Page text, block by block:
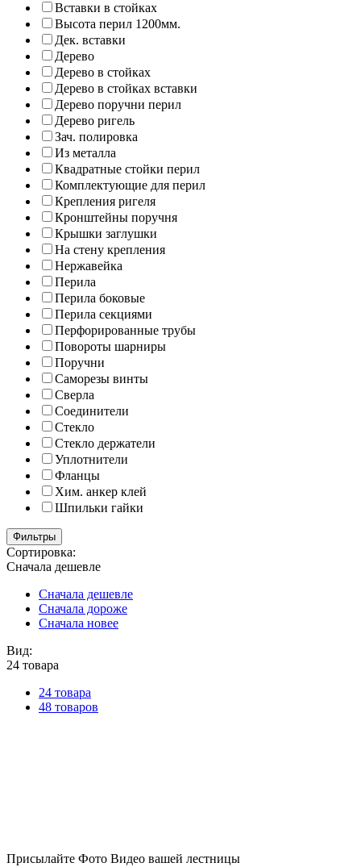
Вставки в стойках
Высота перил 1200мм.
Дек. вставки
Дерево
Дерево в стойках
Дерево в стойках вставки
Дерево поручни перил
Дерево ригель
Зач. полировка
Из металла
Квадратные стойки перил
Комплектующие для перил
Крепления ригеля
Кронштейны поручня
Крышки заглушки
На стену крепления
Нержавейка
Перила
Перила боковые
Перила секциями
Перфорированные трубы
Повороты шарниры
Поручни
Саморезы винты
Сверла
Соединители
Стекло
Стекло держатели
Уплотнители
Фланцы
Хим. анкер клей
Шпильки гайки
Фильтры
Сортировка:
Сначала дешевле
Сначала дешевле
Сначала дороже
Сначала новее
Вид:
24 товара
24 товара
48 товаров
Присылайте Фото Видео вашей лестницы